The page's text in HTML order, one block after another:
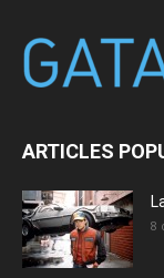
ARTICLES
8